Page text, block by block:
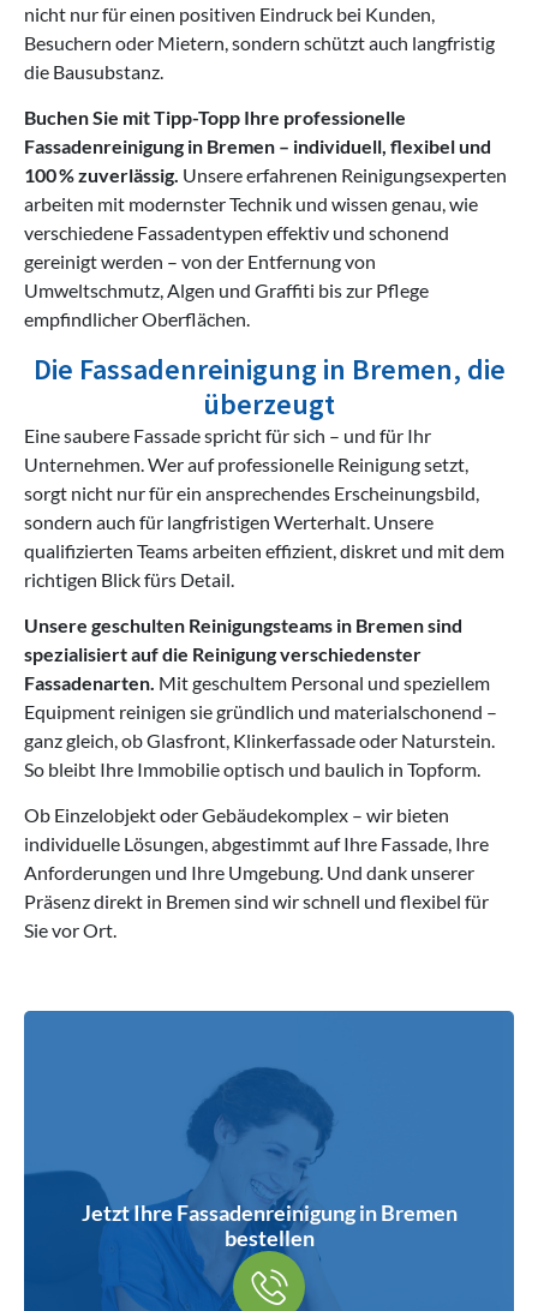
nicht nur für einen positiven Eindruck bei Kunden,
Besuchern oder Mietern, sondern schützt auch langfristig
die Bausubstanz.
Buchen Sie mit Tipp-Topp Ihre professionelle
Fassadenreinigung in Bremen – individuell, flexibel und
100 % zuverlässig. Unsere erfahrenen Reinigungsexperten
arbeiten mit modernster Technik und wissen genau, wie
verschiedene Fassadentypen effektiv und schonend
gereinigt werden – von der Entfernung von
Umweltschmutz, Algen und Graffiti bis zur Pflege
empfindlicher Oberflächen.
Die Fassadenreinigung in Bremen, die
überzeugt
Eine saubere Fassade spricht für sich – und für Ihr
Unternehmen. Wer auf professionelle Reinigung setzt,
sorgt nicht nur für ein ansprechendes Erscheinungsbild,
sondern auch für langfristigen Werterhalt. Unsere
qualifizierten Teams arbeiten effizient, diskret und mit dem
richtigen Blick fürs Detail.
Unsere geschulten Reinigungsteams in Bremen sind
spezialisiert auf die Reinigung verschiedenster
Fassadenarten. Mit geschultem Personal und speziellem
Equipment reinigen sie gründlich und materialschonend –
ganz gleich, ob Glasfront, Klinkerfassade oder Naturstein.
So bleibt Ihre Immobilie optisch und baulich in Topform.
Ob Einzelobjekt oder Gebäudekomplex – wir bieten
individuelle Lösungen, abgestimmt auf Ihre Fassade, Ihre
Anforderungen und Ihre Umgebung. Und dank unserer
Präsenz direkt in Bremen sind wir schnell und flexibel für
Sie vor Ort.
Jetzt Ihre Fassaden­reinigung in Bremen
bestellen